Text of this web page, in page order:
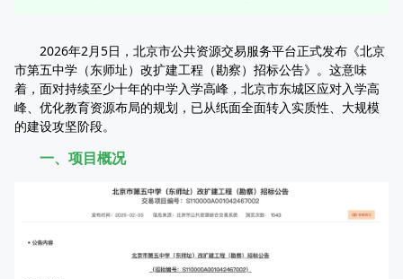
2026年2月5日，北京市公共资源交易服务平台正式发布《北京
市第五中学（东师址）改扩建工程（勘察）招标公告》。这意味
着，面对持续至少十年的中学入学高峰，北京市东城区应对入学高
峰、优化教育资源布局的规划，已从纸面全面转入实质性、大规模
的建设攻坚阶段。
一、项目概况